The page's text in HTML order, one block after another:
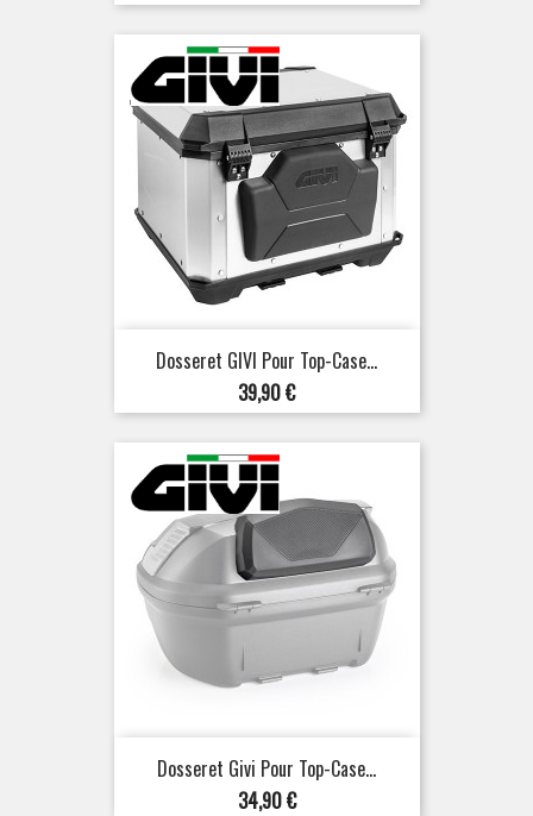
Dosseret GIVI Pour Top-Case...
Prix
39,90 €
Dosseret Givi Pour Top-Case...
Prix
34,90 €